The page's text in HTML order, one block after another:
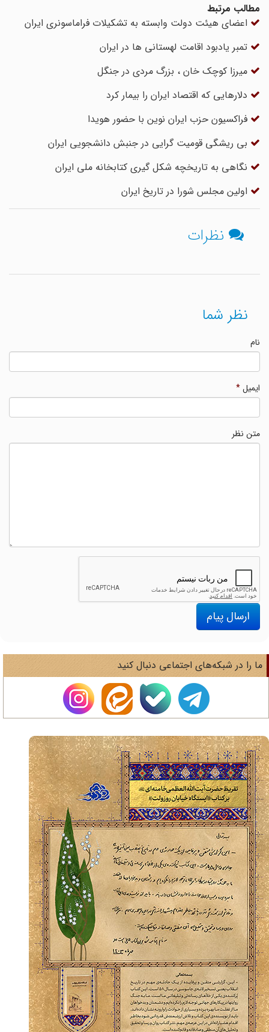
مطالب مرتبط
اعضاى هیئت دولت وابسته به تشکیلات فراماسونرى ایران
تمبر یادبود اقامت لهستانی ها در ایران
میرزا کوچک خان ، بزرگ مردی در جنگل
دلار‌هایی که اقتصاد ایران را بیمار کرد
فراکسیون حزب ایران نوین با حضور هویدا
بى ریشگى قومیت گرایى در جنبش دانشجویى ایران
نگاهی به تاریخچه شکل گیری کتابخانه ملی ایران
اولین مجلس شورا در تاریخ ایران
نظرات
نظر شما
ایمیل*
متن نظر
ارسال پیام
را در شبکه‌های اجتماعی دنبال کنید